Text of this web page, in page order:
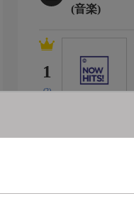
(音楽)
1
(2)